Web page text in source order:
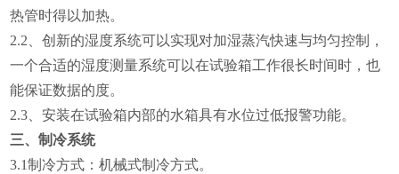
热管时得以加热。
2.2、创新的湿度系统可以实现对加湿蒸汽快速与均匀控制，
一个合适的湿度测量系统可以在试验箱工作很长时间时，也
能保证数据的度。
2.3、安装在试验箱内部的水箱具有水位过低报警功能。
三、制冷系统
3.1制冷方式：机械式制冷方式。